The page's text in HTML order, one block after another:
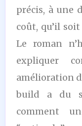
précis, à une
coût, qu’il
Le roman
expliquer
amélioration
build a du
comment